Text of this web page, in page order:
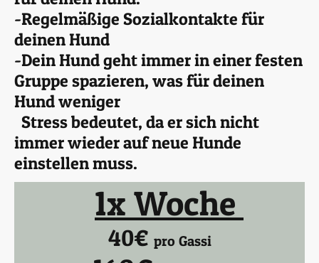
-Regelmäßige Sozialkontakte für
deinen Hund
-Dein Hund geht immer in einer festen
Gruppe spazieren, was für deinen
Hund weniger
Stress bedeutet, da er sich nicht
immer wieder auf neue Hunde
einstellen muss.
1x Woche
40€ pro Gassi